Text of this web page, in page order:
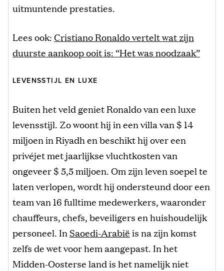
uitmuntende prestaties.
Lees ook:Cristiano Ronaldo vertelt wat zijn
duurste aankoop ooit is: “Het was noodzaak”
LEVENSSTIJL EN LUXE
Buiten het veld geniet Ronaldo van een luxe
levensstijl. Zo woont hij in een villa van $ 14
miljoen in Riyadh en beschikt hij over een
privéjet met jaarlijkse vluchtkosten van
ongeveer $ 5,5 miljoen. Om zijn leven soepel te
laten verlopen, wordt hij ondersteund door een
team van 16 fulltime medewerkers, waaronder
chauffeurs, chefs, beveiligers en huishoudelijk
personeel. InSaoedi-Arabiëis na zijn komst
zelfs de wet voor hem aangepast. In het
Midden-Oosterse land is het namelijk niet